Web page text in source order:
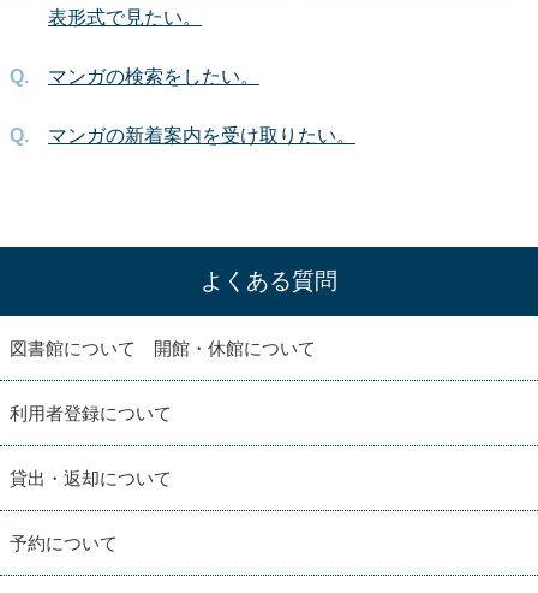
表形式で見たい。
マンガの検索をしたい。
マンガの新着案内を受け取りたい。
よくある質問
図書館について 開館・休館について
利用者登録について
貸出・返却について
予約について